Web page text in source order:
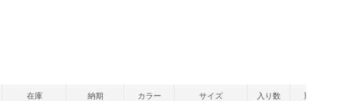
在庫 納期 カラー サイズ 入り数 重量